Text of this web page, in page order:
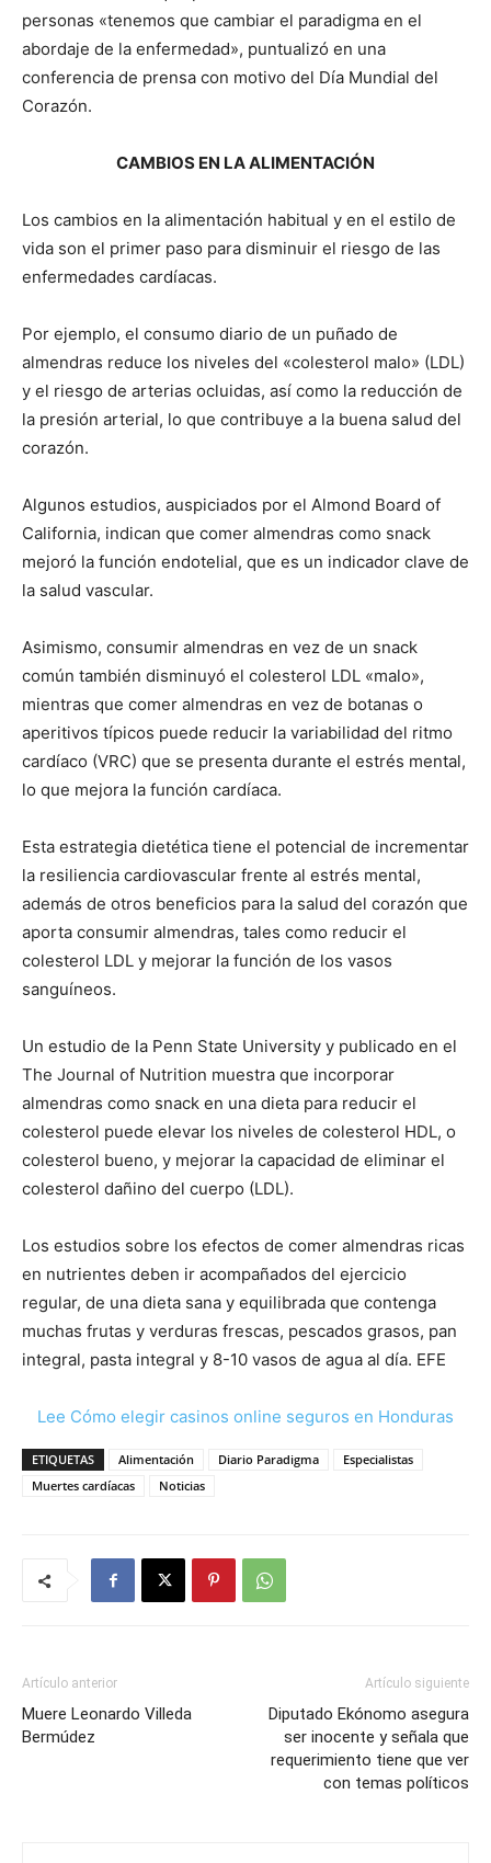
personas «tenemos que cambiar el paradigma en el
abordaje de la enfermedad», puntualizó en una
conferencia de prensa con motivo del Día Mundial del
Corazón.
CAMBIOS EN LA ALIMENTACIÓN
Los cambios en la alimentación habitual y en el estilo de
vida son el primer paso para disminuir el riesgo de las
enfermedades cardíacas.
Por ejemplo, el consumo diario de un puñado de
almendras reduce los niveles del «colesterol malo» (LDL)
y el riesgo de arterias ocluidas, así como la reducción de
la presión arterial, lo que contribuye a la buena salud del
corazón.
Algunos estudios, auspiciados por el Almond Board of
California, indican que comer almendras como snack
mejoró la función endotelial, que es un indicador clave de
la salud vascular.
Asimismo, consumir almendras en vez de un snack
común también disminuyó el colesterol LDL «malo»,
mientras que comer almendras en vez de botanas o
aperitivos típicos puede reducir la variabilidad del ritmo
cardíaco (VRC) que se presenta durante el estrés mental,
lo que mejora la función cardíaca.
Esta estrategia dietética tiene el potencial de incrementar
la resiliencia cardiovascular frente al estrés mental,
además de otros beneficios para la salud del corazón que
aporta consumir almendras, tales como reducir el
colesterol LDL y mejorar la función de los vasos
sanguíneos.
Un estudio de la Penn State University y publicado en el
The Journal of Nutrition muestra que incorporar
almendras como snack en una dieta para reducir el
colesterol puede elevar los niveles de colesterol HDL, o
colesterol bueno, y mejorar la capacidad de eliminar el
colesterol dañino del cuerpo (LDL).
Los estudios sobre los efectos de comer almendras ricas
en nutrientes deben ir acompañados del ejercicio
regular, de una dieta sana y equilibrada que contenga
muchas frutas y verduras frescas, pescados grasos, pan
integral, pasta integral y 8-10 vasos de agua al día. EFE
Lee Cómo elegir casinos online seguros en Honduras
ETIQUETAS Alimentación Diario Paradigma
Especialistas
Muertes cardíacas
Noticias
Artículo anterior
Muere Leonardo Villeda
Bermúdez
Artículo siguiente
Diputado Ekónomo asegura
ser inocente y señala que
requerimiento tiene que ver
con temas políticos